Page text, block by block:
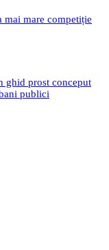
mai mare competiție
ghid prost conceput
publici